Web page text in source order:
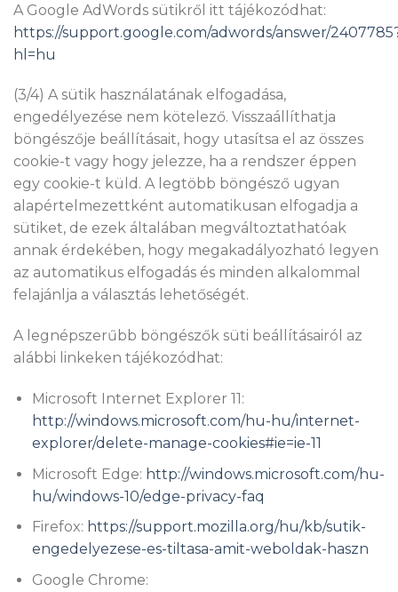
A Google AdWords sütikről itt tájékozódhat:
https://support.google.com/adwords/answer/
hl=hu
(3/4) A sütik használatának elfogadása,
engedélyezése nem kötelező. Visszaállíthatja
böngészője beállításait, hogy utasítsa el az összes
cookie-t vagy hogy jelezze, ha a rendszer éppen
egy cookie-t küld. A legtöbb böngésző ugyan
alapértelmezettként automatikusan elfogadja a
sütiket, de ezek általában megváltoztathatóak
annak érdekében, hogy megakadályozható legyen
az automatikus elfogadás és minden alkalommal
felajánlja a választás lehetőségét.
A legnépszerűbb böngészők süti beállításairól az
alábbi linkeken tájékozódhat:
Microsoft Internet Explorer 11:
http://windows.microsoft.com/hu-hu/internet-
explorer/delete-manage-cookies#ie=ie-11
Microsoft Edge: http://windows.microsoft.com/hu-
hu/windows-10/edge-privacy-faq
Firefox: https://support.mozilla.org/hu/kb/sutik-
engedelyezese-es-tiltasa-amit-weboldak-haszn
Google Chrome: